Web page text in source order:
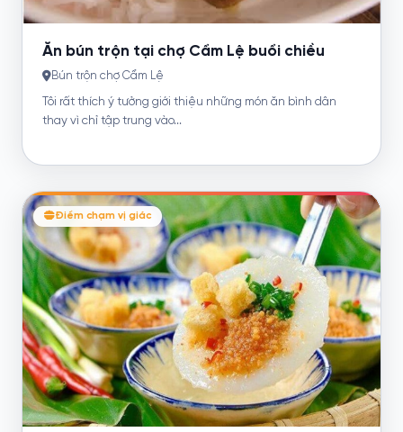
Ăn bún trộn tại chợ Cẩm Lệ buổi chiều
Bún trộn chợ Cẩm Lệ
Tôi rất thích ý tưởng giới thiệu những món ăn bình dân
thay vì chỉ tập trung vào...
Điểm chạm vị giác